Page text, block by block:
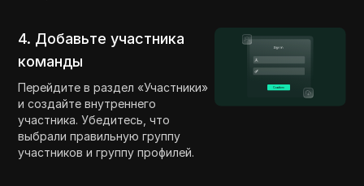
4. Добавьте участника
команды
Перейдите в раздел «Участники»
и создайте внутреннего
участника. Убедитесь, что
выбрали правильную группу
участников и группу профилей.